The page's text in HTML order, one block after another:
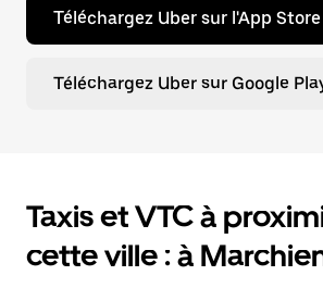
Téléchargez Uber sur l'App Store
Téléchargez Uber sur Google
Taxis et VTC à
cette ville : à